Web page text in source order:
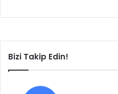
Bizi Takip Edin!